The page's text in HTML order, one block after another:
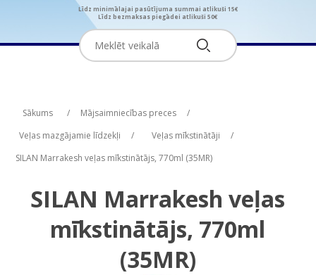
Līdz minimālajai pasūtījuma summai atlikuši 15€
Līdz bezmaksas piegādei atlikuši 50€
Sākums / Mājsaimniecības preces
/
Veļas mazgājamie līdzekļi
/ Veļas mīkstinātāji
/
SILAN Marrakesh veļas mīkstinātājs, 770ml (35MR)
SILAN Marrakesh veļas
mīkstinātājs, 770ml
(35MR)